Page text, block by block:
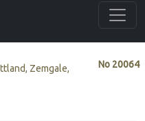
No 20064
Zemgale,